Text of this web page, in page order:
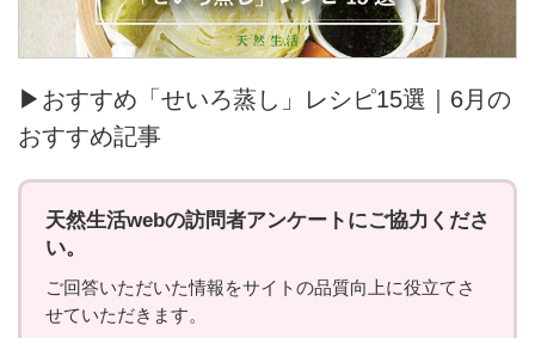
▶おすすめ「せいろ蒸し」レシピ15選｜6月の
おすすめ記事